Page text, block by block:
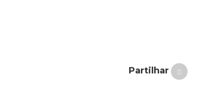
Partilhar